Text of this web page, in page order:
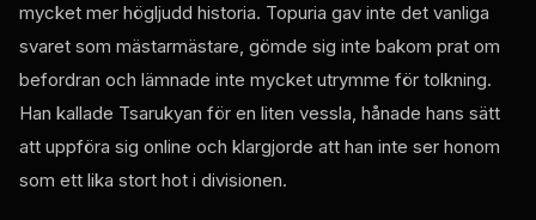
mycket mer högljudd historia. Topuria gav inte det vanliga
svaret som mästarmästare, gömde sig inte bakom prat om
befordran och lämnade inte mycket utrymme för tolkning.
Han kallade Tsarukyan för en liten vessla, hånade hans sätt
att uppföra sig online och klargjorde att han inte ser honom
som ett lika stort hot i divisionen.